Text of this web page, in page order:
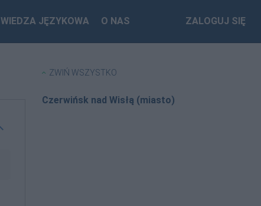
WIEDZA JĘZYKOWA O NAS ZALOGUJ SIĘ
ZWIŃ WSZYSTKO
Czerwińsk nad Wisłą (miasto)